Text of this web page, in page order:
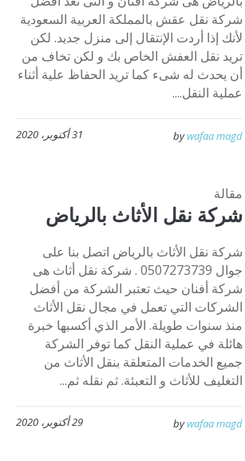
شركة نقل عقش بالمملكة العربية السعودية
لأنك إذا أردت الإنتقال إلى منزل جديد. لكن
تريد نقل العفش الخاص بك و لكن تخاف من
أن يحدث له شىء كما تريد الحفاظ علية أثناء
عملية النقل....
31 أكتوبر، 2020 bywafaa magd
مقالة
شركة نقل الأثاث بالرياض
شركة نقل الأثاث بالرياض اتصل بنا على
جوال 0507273739 . شركة نقل أثاث هى
شركة أفنان حيث تعتبر الشركة من أفضل
الشركات التي تعمل في مجال نقل الأثاث
منذ سنوات طويلة. الأمر الذي أكسبها خبرة
هائلة في عملية النقل كما توفر الشركة
جميع الخدمات المتعلقة بنقل الأثاث من
التغليف للأثاث و التعبئة. ثم نقله ثم...
29 أكتوبر، 2020 bywafaa magd